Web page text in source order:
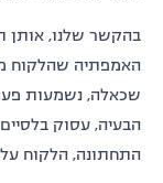
בהקשר שלנו, אותן
האמפתיה שהלקוח
שכאלה, נשמעות
הבעיה, עסוק
התחתונה, הלקוח